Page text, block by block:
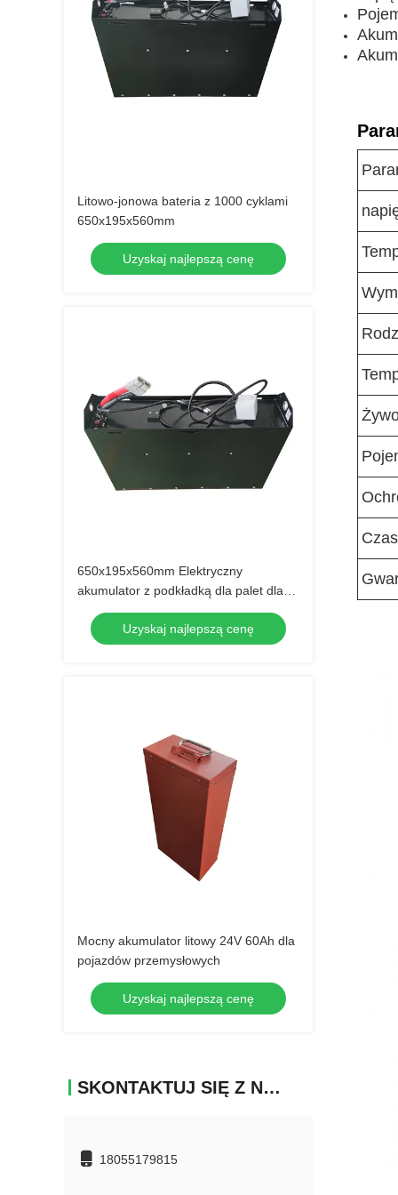
Litowo-jonowa bateria z 1000 cyklami
650x195x560mm
Uzyskaj najlepszą cenę
650x195x560mm Elektryczny
akumulator z podkładką dla palet dla
logistyki magazynowej
Uzyskaj najlepszą cenę
Mocny akumulator litowy 24V 60Ah dla
pojazdów przemysłowych
Uzyskaj najlepszą cenę
SKONTAKTUJ SIĘ Z NAMI
18055179815